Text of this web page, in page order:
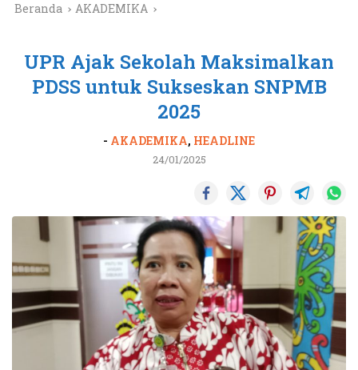
Beranda AKADEMIKA
UPR Ajak Sekolah Maksimalkan
PDSS untuk Sukseskan SNPMB
2025
- AKADEMIKA, HEADLINE
24/01/2025